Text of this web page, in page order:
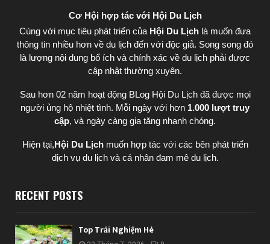
Cơ Hội hợp tác với Hội Du Lịch
Cùng với mục tiêu phát triển của Hội Du Lịch là muốn đưa
thông tin nhiều hơn về du lịch đến với độc giả. Song song đó
là lượng nội dung bổ ích và chính xác về du lịch phải được
cập nhật thường xuyên.
Sau hơn 02 năm hoạt động BLog Hội Du Lịch đã được mọi
người ủng hộ nhiệt tình. Mỗi ngày với hơn 1.000 lượt truy
cập, và ngày càng gia tăng nhanh chóng.
Hiện tại,Hội Du Lịch muốn hợp tác với các bên phát triển
dịch vụ du lịch và cá nhân đam mê du lịch.
RECENT POSTS
Top Trải Nghiệm Hè